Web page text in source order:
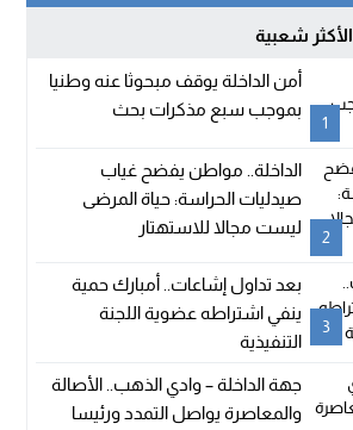
الأكثر شعبية
1
أمن الداخلة يوقف مبحوثا عنه وطنيا
بموجب سبع مذكرات بحث
2
الداخلة.. مواطن يفضح غياب
صيدليات الحراسة: حياة المرضى
ليست مجالا للاستهتار
3
بعد تداول إشاعات.. أمبارك حمية
ينفي اشتراطه عضوية اللجنة
التنفيذية
جهة الداخلة – وادي الذهب.. الأصالة
والمعاصرة يواصل التمدد ورئيسا